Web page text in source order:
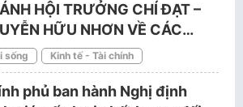
HỘI TRƯỞNG CHÍ ĐẠT –
HỮU NHƠN VỀ CÁC…
sống Kinh tế - Tài chính
phủ ban hành Nghị định